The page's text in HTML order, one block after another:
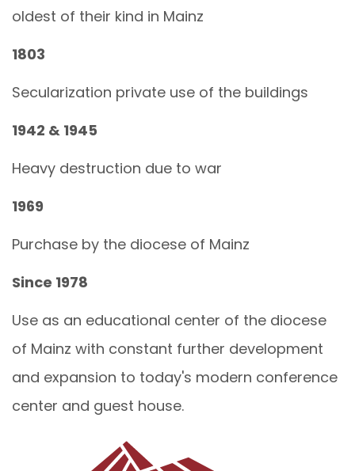
oldest of their kind in Mainz
1803
Secularization private use of the buildings
1942 & 1945
Heavy destruction due to war
1969
Purchase by the diocese of Mainz
Since 1978
Use as an educational center of the diocese
of Mainz with constant further development
and expansion to today's modern conference
center and guest house.